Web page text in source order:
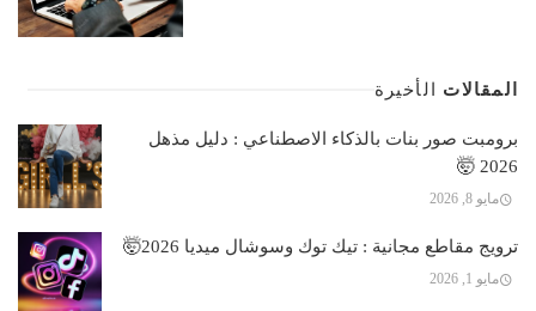
المقالات الأخيرة
برومبت صور بنات بالذكاء الاصطناعي : دليل مذهل
2026 🤯
مايو 8, 2026
ترويج مقاطع مجانية : تيك توك وسوشال ميديا 2026🤯
مايو 1, 2026